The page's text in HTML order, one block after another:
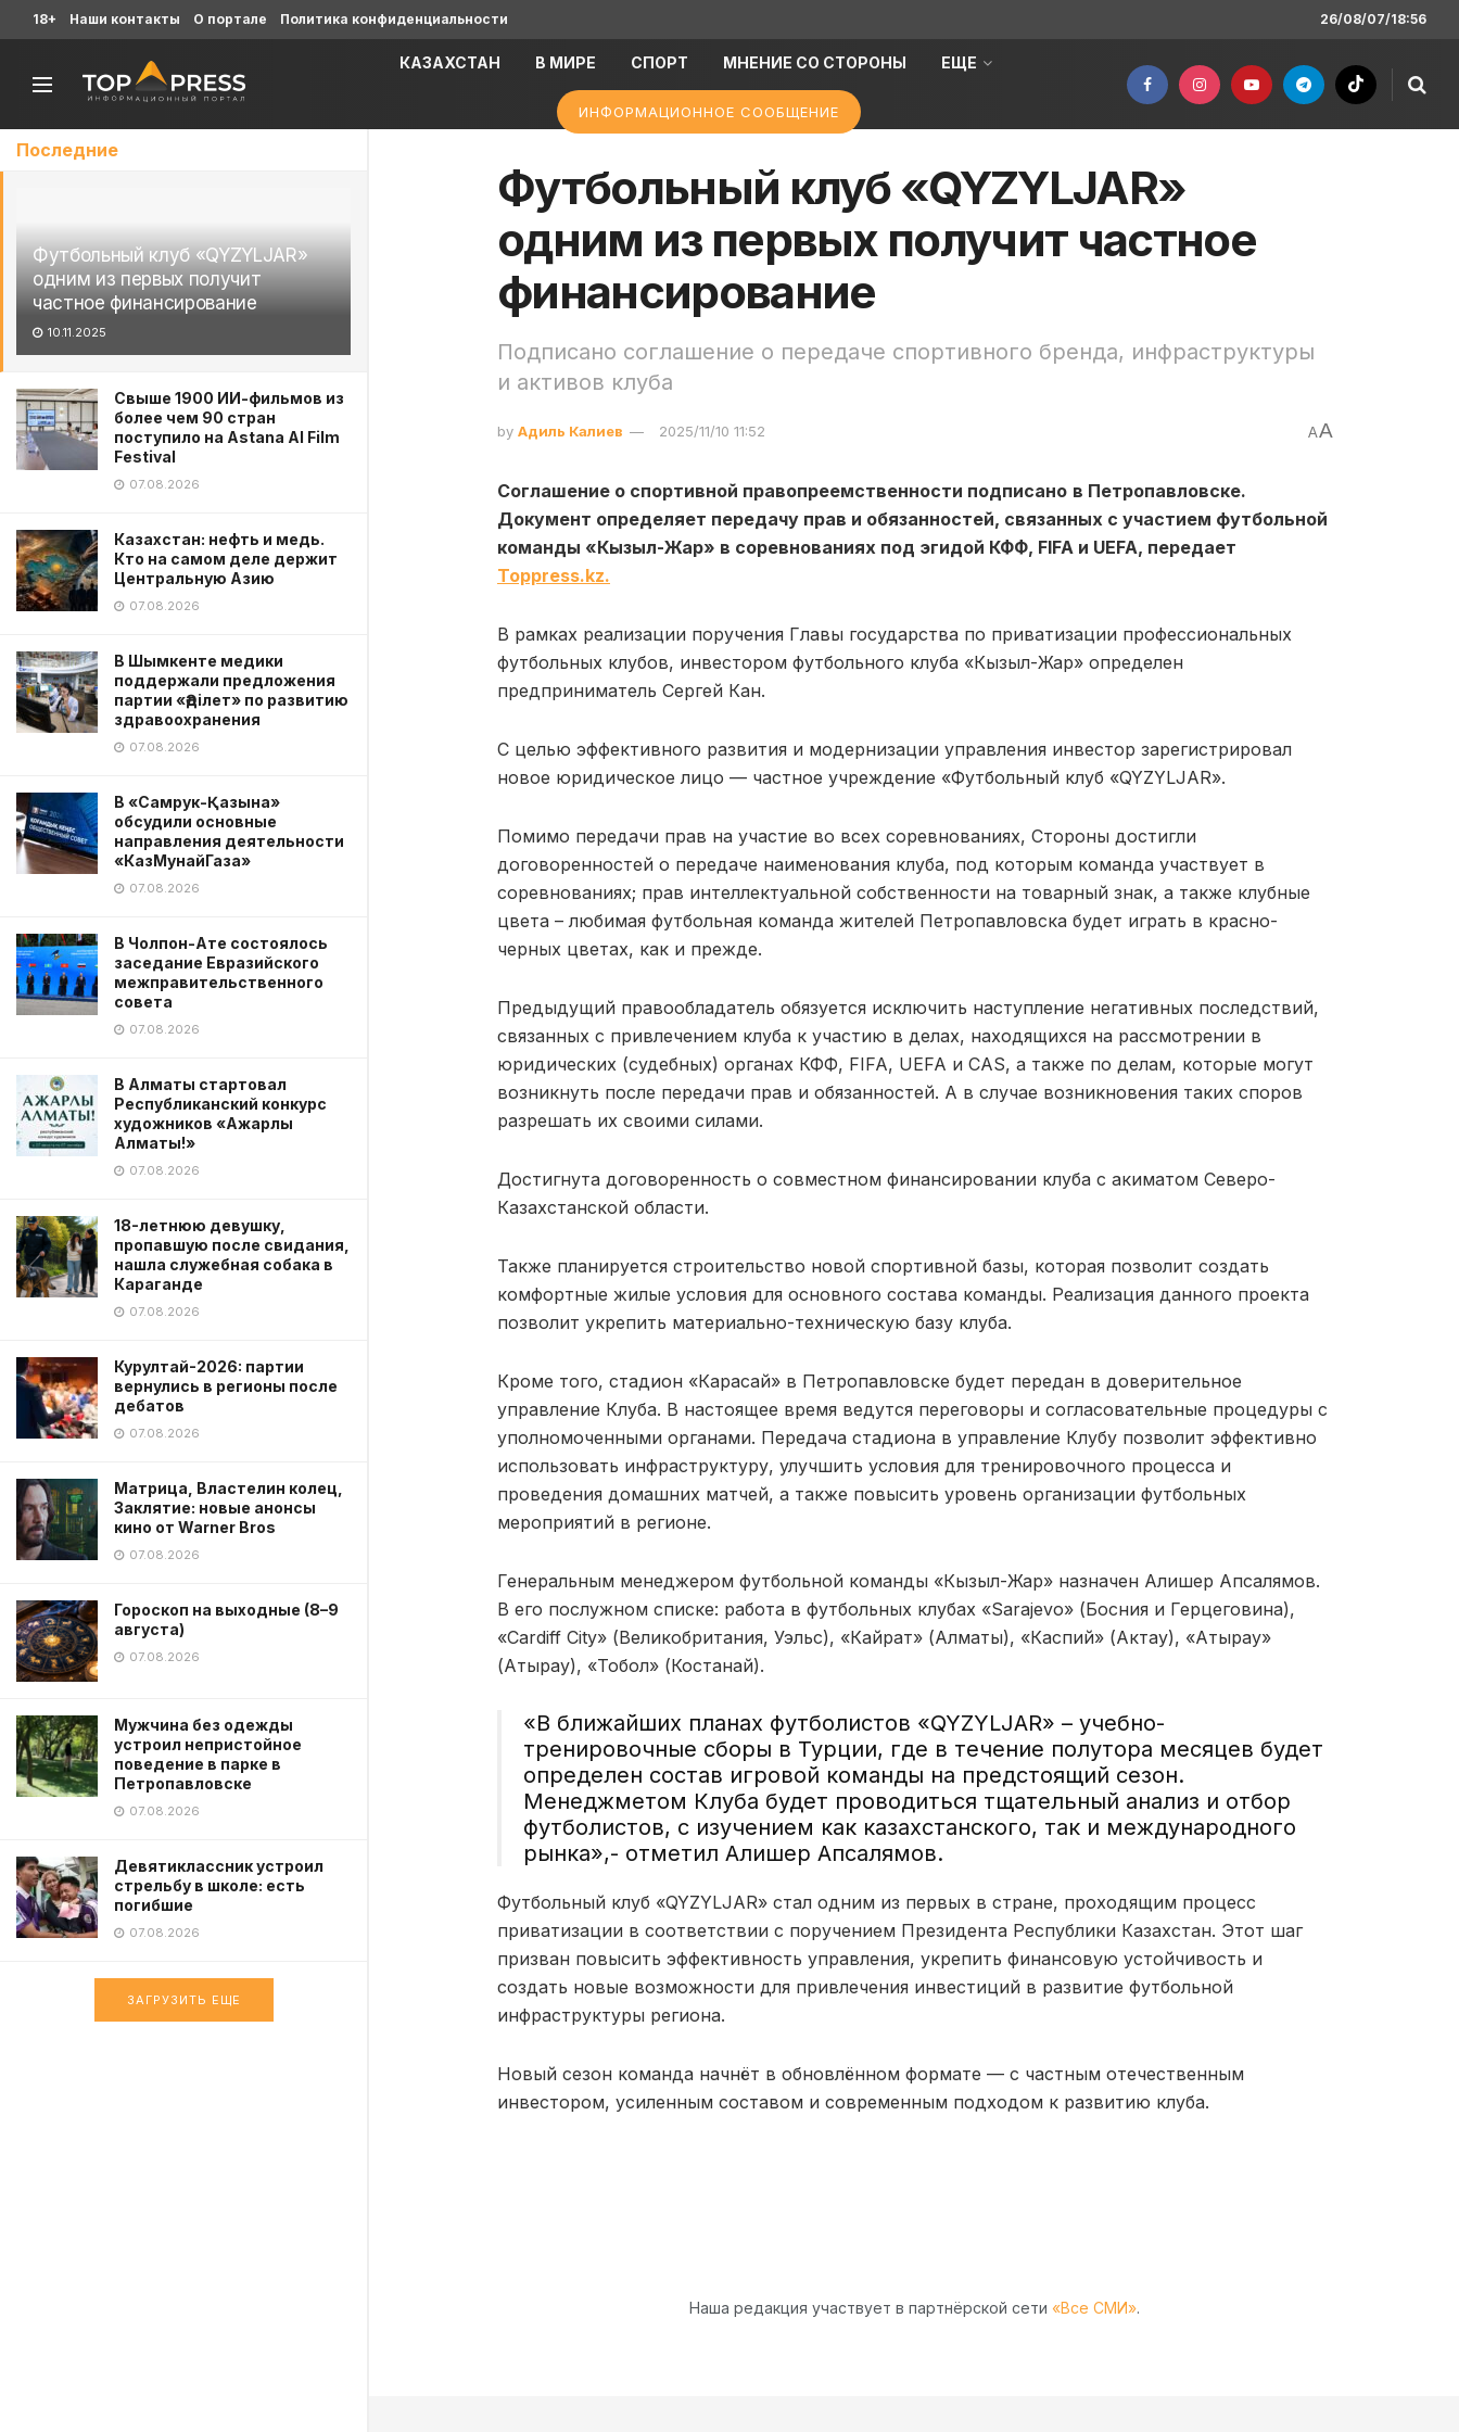
Последние
Футбольный клуб «QYZYLJAR»
одним из первых получит
частное финансирование
10.11.2025
Свыше 1900 ИИ-фильмов из
более чем 90 стран
поступило на Astana AI Film
Festival
07.08.2026
Казахстан: нефть и медь.
Кто на самом деле держит
Центральную Азию
07.08.2026
В Шымкенте медики
поддержали предложения
партии «Әділет» по развитию
здравоохранения
07.08.2026
В «Самрук-Қазына»
обсудили основные
направления деятельности
«КазМунайГаза»
07.08.2026
В Чолпон-Ате состоялось
заседание Евразийского
межправительственного
совета
07.08.2026
В Алматы стартовал
Республиканский конкурс
художников «Ажарлы
Алматы!»
07.08.2026
18-летнюю девушку,
пропавшую после свидания,
нашла служебная собака в
Караганде
07.08.2026
Курултай-2026: партии
вернулись в регионы после
дебатов
07.08.2026
Матрица, Властелин колец,
Заклятие: новые анонсы
кино от Warner Bros
07.08.2026
Гороскоп на выходные (8–9
августа)
07.08.2026
Мужчина без одежды
устроил непристойное
поведение в парке в
Петропавловске
07.08.2026
Девятиклассник устроил
стрельбу в школе: есть
погибшие
07.08.2026
ЗАГРУЗИТЬ ЕЩЕ
18+ Наши контакты О портале Политика конфиденциальности 26/08/07/18:56
КАЗАХСТАН В МИРЕ СПОРТ МНЕНИЕ СО СТОРОНЫ ЕЩЕ
ИНФОРМАЦИОННОЕ СООБЩЕНИЕ
Футбольный клуб «QYZYLJAR»
одним из первых получит частное
финансирование
Подписано соглашение о передаче спортивного бренда, инфраструктуры
и активов клуба
by Адиль Калиев 2025/11/10 11:52 AA
Соглашение о спортивной правопреемственности подписано в Петропавловске.
Документ определяет передачу прав и обязанностей, связанных с участием футбольной
команды «Кызыл-Жар» в соревнованиях под эгидой КФФ, FIFA и UEFA, передает
Toppress.kz.
В рамках реализации поручения Главы государства по приватизации профессиональных
футбольных клубов, инвестором футбольного клуба «Кызыл-Жар» определен
предприниматель Сергей Кан.
С целью эффективного развития и модернизации управления инвестор зарегистрировал
новое юридическое лицо — частное учреждение «Футбольный клуб «QYZYLJAR».
Помимо передачи прав на участие во всех соревнованиях, Стороны достигли
договоренностей о передаче наименования клуба, под которым команда участвует в
соревнованиях; прав интеллектуальной собственности на товарный знак, а также клубные
цвета – любимая футбольная команда жителей Петропавловска будет играть в красно-
черных цветах, как и прежде.
Предыдущий правообладатель обязуется исключить наступление негативных последствий,
связанных с привлечением клуба к участию в делах, находящихся на рассмотрении в
юридических (судебных) органах КФФ, FIFA, UEFA и CAS, а также по делам, которые могут
возникнуть после передачи прав и обязанностей. А в случае возникновения таких споров
разрешать их своими силами.
Достигнута договоренность о совместном финансировании клуба с акиматом Северо-
Казахстанской области.
Также планируется строительство новой спортивной базы, которая позволит создать
комфортные жилые условия для основного состава команды. Реализация данного проекта
позволит укрепить материально-техническую базу клуба.
Кроме того, стадион «Карасай» в Петропавловске будет передан в доверительное
управление Клуба. В настоящее время ведутся переговоры и согласовательные процедуры с
уполномоченными органами. Передача стадиона в управление Клубу позволит эффективно
использовать инфраструктуру, улучшить условия для тренировочного процесса и
проведения домашних матчей, а также повысить уровень организации футбольных
мероприятий в регионе.
Генеральным менеджером футбольной команды «Кызыл-Жар» назначен Алишер Апсалямов.
В его послужном списке: работа в футбольных клубах «Sarajevo» (Босния и Герцеговина),
«Cardiff City» (Великобритания, Уэльс), «Кайрат» (Алматы), «Каспий» (Актау), «Атырау»
(Атырау), «Тобол» (Костанай).
«В ближайших планах футболистов «QYZYLJAR» – учебно-
тренировочные сборы в Турции, где в течение полутора месяцев будет
определен состав игровой команды на предстоящий сезон.
Менеджметом Клуба будет проводиться тщательный анализ и отбор
футболистов, с изучением как казахстанского, так и международного
рынка»,- отметил Алишер Апсалямов.
Футбольный клуб «QYZYLJAR» стал одним из первых в стране, проходящим процесс
приватизации в соответствии с поручением Президента Республики Казахстан. Этот шаг
призван повысить эффективность управления, укрепить финансовую устойчивость и
создать новые возможности для привлечения инвестиций в развитие футбольной
инфраструктуры региона.
Новый сезон команда начнёт в обновлённом формате — с частным отечественным
инвестором, усиленным составом и современным подходом к развитию клуба.
Наша редакция участвует в партнёрской сети «Все СМИ».